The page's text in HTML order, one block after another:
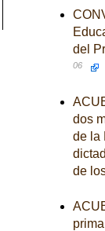
del
06
dos
de la
de